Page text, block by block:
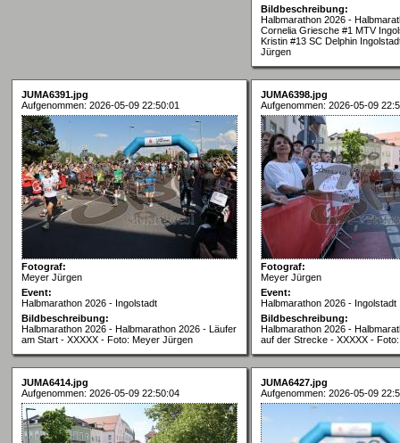
Bildbeschreibung:
Halbmarathon 2026 -
Cornelia Griesche #1 MTV
Kristin #13 SC Delphin
Jürgen
JUMA6391.jpg
Aufgenommen: 2026-05-09 22:50:01
Fotograf:
Meyer Jürgen
Event:
Halbmarathon 2026 - Ingolstadt
Bildbeschreibung:
Halbmarathon 2026 - Halbmarathon 2026 - Läufer
am Start - XXXXX - Foto: Meyer Jürgen
JUMA6398.jpg
Aufgenommen: 2026-05-09
Fotograf:
Meyer Jürgen
Event:
Halbmarathon 2026 - Ingolstadt
Bildbeschreibung:
Halbmarathon 2026 -
auf der Strecke - XXXXX -
JUMA6414.jpg
Aufgenommen: 2026-05-09 22:50:04
JUMA6427.jpg
Aufgenommen: 2026-05-09